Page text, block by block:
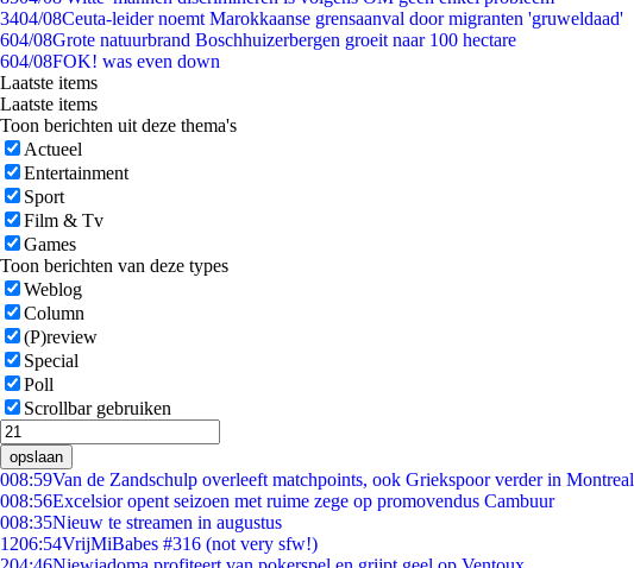
3404/08Ceuta-leider noemt Marokkaanse grensaanval door migranten 'gruweldaad'
604/08Grote natuurbrand Boschhuizerbergen groeit naar 100 hectare
604/08FOK! was even down
Laatste items
Laatste items
Toon berichten uit deze thema's
Actueel
Entertainment
Sport
Film & Tv
Games
Toon berichten van deze types
Weblog
Column
(P)review
Special
Poll
Scrollbar gebruiken
opslaan
008:59Van de Zandschulp overleeft matchpoints, ook Griekspoor verder in Montreal
008:56Excelsior opent seizoen met ruime zege op promovendus Cambuur
008:35Nieuw te streamen in augustus
1206:54VrijMiBabes #316 (not very sfw!)